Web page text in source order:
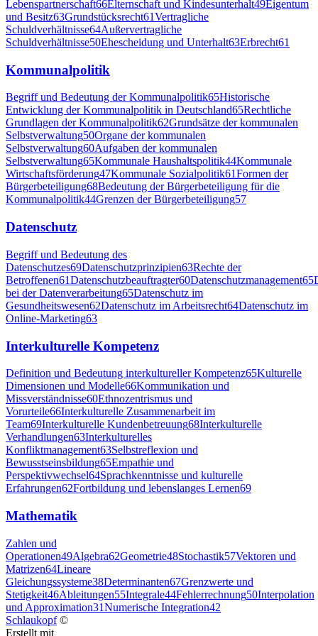
Lebenspartnerschaft66Elternschaft und Kindesunterhalt49Eigentum
und Besitz63Grundstücksrecht61Vertragliche
Schuldverhältnisse64Außervertragliche
Schuldverhältnisse50Ehescheidung und Unterhalt63Erbrecht61
Kommunalpolitik
Begriff und Bedeutung der Kommunalpolitik65Historische
Entwicklung der Kommunalpolitik in Deutschland65Rechtliche
Grundlagen der Kommunalpolitik62Grundsätze der kommunalen
Selbstverwaltung50Organe der kommunalen
Selbstverwaltung60Aufgaben der kommunalen
Selbstverwaltung65Kommunale Haushaltspolitik44Kommunale
Wirtschaftsförderung47Kommunale Sozialpolitik61Formen der
Bürgerbeteiligung68Bedeutung der Bürgerbeteiligung für die
Kommunalpolitik44Grenzen der Bürgerbeteiligung57
Datenschutz
Begriff und Bedeutung des
Datenschutzes69Datenschutzprinzipien63Rechte der
Betroffenen61Datenschutzbeauftragter60Datenschutzmanagement65
bei der Datenverarbeitung65Datenschutz im
Gesundheitswesen62Datenschutz im Arbeitsrecht64Datenschutz im
Online-Marketing63
Interkulturelle Kompetenz
Definition und Bedeutung interkultureller Kompetenz65Kulturelle
Dimensionen und Modelle66Kommunikation und
Missverständnisse60Ethnozentrismus und
Vorurteile66Interkulturelle Zusammenarbeit im
Team69Interkulturelle Kundenbetreuung68Interkulturelle
Verhandlungen63Interkulturelles
Konfliktmanagement63Selbstreflexion und
Bewusstseinsbildung65Empathie und
Perspektivwechsel64Sprachkenntnisse und kulturelle
Erfahrungen62Fortbildung und lebenslanges Lernen69
Mathematik
Zahlen und
Operationen49Algebra62Geometrie48Stochastik57Vektoren und
Matrizen64Lineare
Gleichungssysteme38Determinanten67Grenzwerte und
Stetigkeit46Ableitungen55Integrale44Fehlerrechnung50Interpolation
und Approximation31Numerische Integration42
Schlaukopf ©
Erstellt mit